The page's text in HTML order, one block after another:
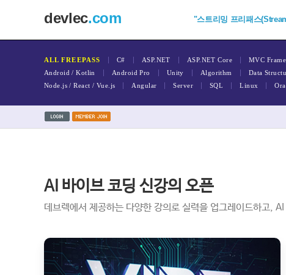
devlec.com "스트리밍 프리패스
ALL FREEPASS C# ASP.NET ASP.NET Core MVC
Android / Kotlin Android Pro Unity Algorithm Data
Node.js / React / Vue.js Angular Server SQL Linux
AI 바이브 코딩 신강의 오픈
데브렉에서 제공하는 다양한 강의로 실력을 업그레이드하고,